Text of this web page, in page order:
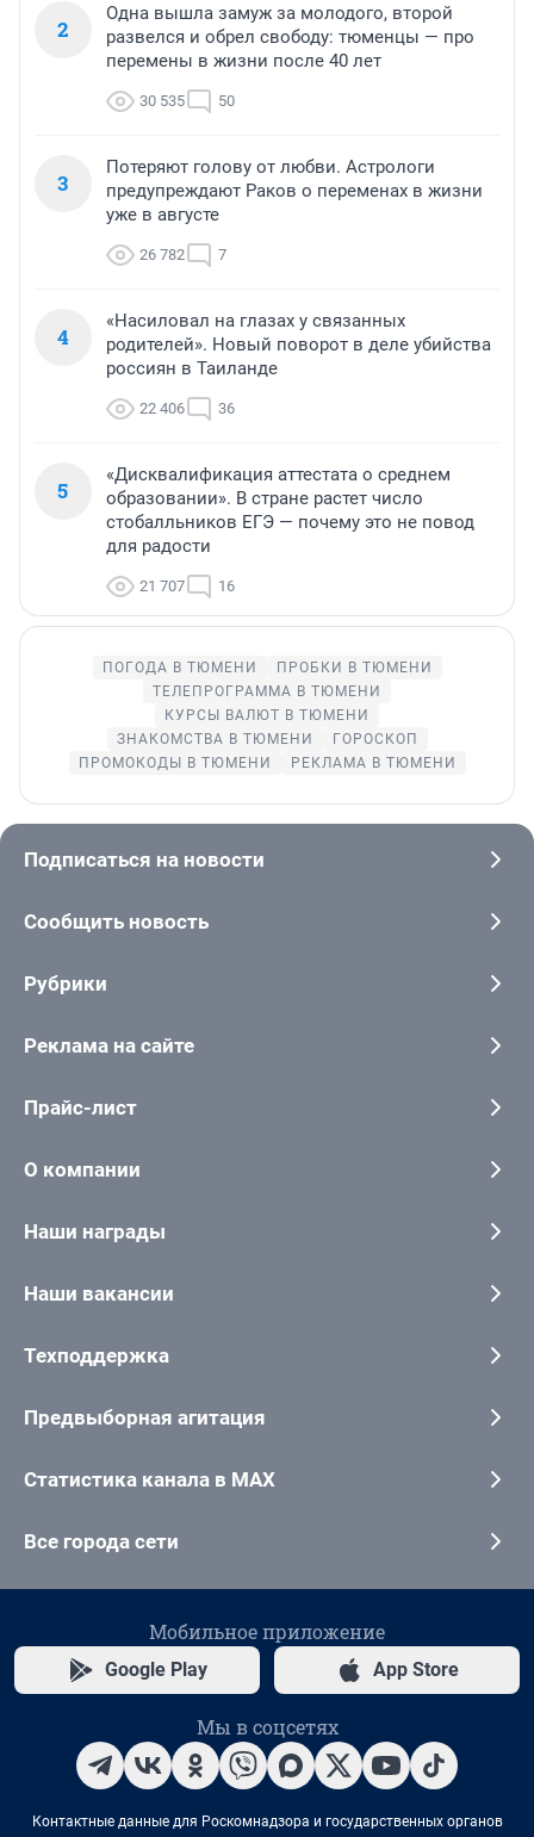
2
Одна вышла замуж за молодого, второй
развелся и обрел свободу: тюменцы — про
перемены в жизни после 40 лет
30 535 50
3
Потеряют голову от любви. Астрологи
предупреждают Раков о переменах в жизни
уже в августе
26 782 7
4
«Насиловал на глазах у связанных
родителей». Новый поворот в деле убийства
россиян в Таиланде
22 406 36
5
«Дисквалификация аттестата о среднем
образовании». В стране растет число
стобалльников ЕГЭ — почему это не повод
для радости
21 707 16
ПОГОДА В ТЮМЕНИ
ПРОБКИ В ТЮМЕНИ
ТЕЛЕПРОГРАММА В ТЮМЕНИ
КУРСЫ ВАЛЮТ В ТЮМЕНИ
ЗНАКОМСТВА В ТЮМЕНИ
ГОРОСКОП
ПРОМОКОДЫ В ТЮМЕНИ
РЕКЛАМА В ТЮМЕНИ
Подписаться на новости
Сообщить новость
Рубрики
Реклама на сайте
Прайс-лист
О компании
Наши награды
Наши вакансии
Техподдержка
Предвыборная агитация
Статистика канала в MAX
Все города сети
Мобильное приложение
Google Play App Store
Мы в соцсетях
Контактные данные для Роскомнадзора и государственных органов